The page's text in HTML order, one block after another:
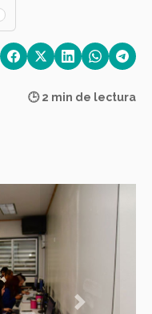
🕒 2 min de lectura
Next